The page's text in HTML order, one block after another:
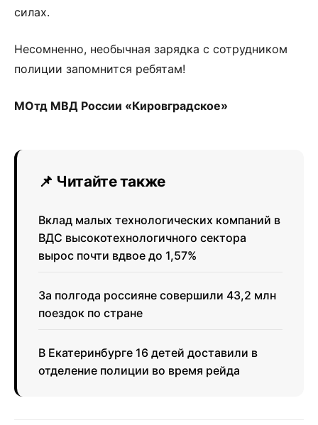
силах.
Несомненно, необычная зарядка с сотрудником
полиции запомнится ребятам!
МОтд МВД России «Кировградское»
📌 Читайте также
Вклад малых технологических компаний в
ВДС высокотехнологичного сектора
вырос почти вдвое до 1,57%
За полгода россияне совершили 43,2 млн
поездок по стране
В Екатеринбурге 16 детей доставили в
отделение полиции во время рейда